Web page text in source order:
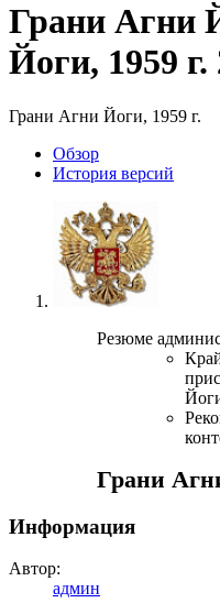
Грани Агни
Йоги, 1959 г.
Грани Агни Йоги, 1959 г.
Обзoр
История версий
Резюме
Грани
Информация
Автор:
админ